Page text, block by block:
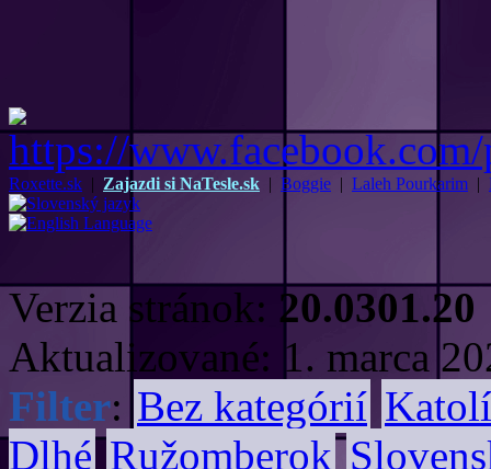
Roxette.sk | Zajazdi si NaTesle.sk | Boggie | Laleh Pourkarim |
Verzia stránok: 20.0301.20
Aktualizované: 1. marca
Filter: Bez kategórií
Dlhé Ružomberok